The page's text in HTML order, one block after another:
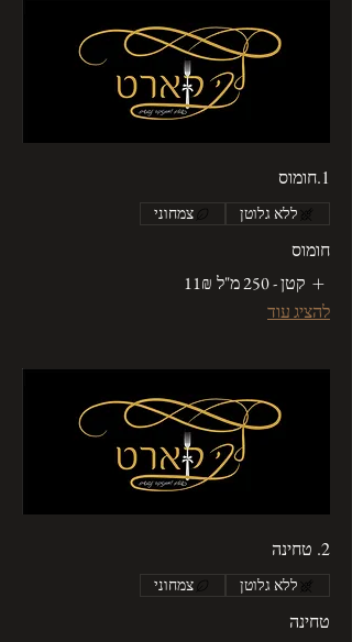
1.חומוס
ללא גלוטן צמחוני
חומוס
קטן - 250 מ"ל
‏11 ‏₪
להציג עוד
2. טחינה
ללא גלוטן צמחוני
טחינה